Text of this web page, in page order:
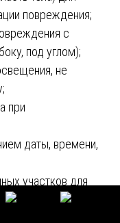
повреждения;
с
под углом);
не
при
даты, времени,
участков для